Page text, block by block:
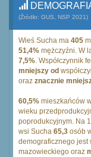
(Źródło: GUS, NSP 2021)
Wieś Sucha ma 405
51,4% mężczyźni. W
7,5%. Współczynnik
mniejszy od
oraz znacznie
60,5% mieszkańców
wieku
poprodukcyjnym. Na
wsi Sucha 65,3 osób
demograficznego jest
mazowieckiego oraz